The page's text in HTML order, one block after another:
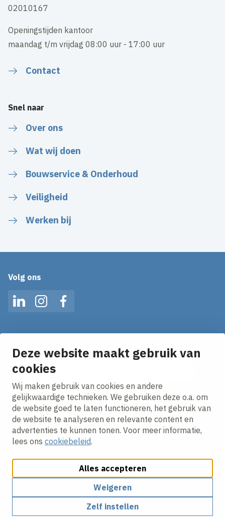
Deze website maakt gebruik van
cookies
Wij maken gebruik van cookies en andere
gelijkwaardige technieken. We gebruiken deze o.a. om
de website goed te laten functioneren, het gebruik van
de website te analyseren en relevante content en
advertenties te kunnen tonen. Voor meer informatie,
lees ons cookiebeleid.
Alles accepteren
Weigeren
Zelf instellen
02010167
Openingstijden kantoor
maandag t/m vrijdag 08:00 uur - 17:00 uur
Contact
Snel naar
Over ons
Wat wij doen
Bouwservice & Onderhoud
Veiligheid
Werken bij
Volg ons
LinkedInInstagramFacebook
Ontvang onze nieuws alerts in je mailbox!
E-mailadres
Ik ga akkoord met hetprivacy statement.
Cookies aanpassenCookiebeleidPrivacy policy
Algemene inkoopvoorwaarden